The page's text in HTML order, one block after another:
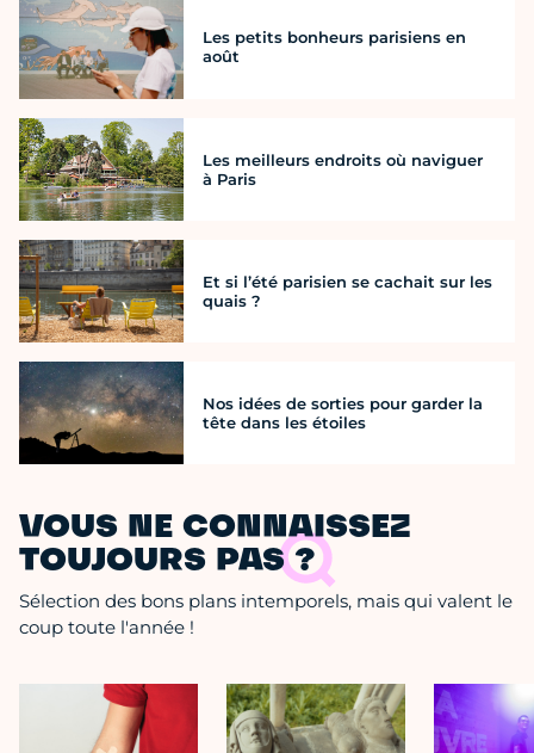
Les petits bonheurs parisiens en
août
Les meilleurs endroits où naviguer
à Paris
Et si l’été parisien se cachait sur les
quais ?
Nos idées de sorties pour garder la
tête dans les étoiles
VOUS NE CONNAISSEZ
TOUJOURS PAS ?
Sélection des bons plans intemporels, mais qui valent le
coup toute l'année !